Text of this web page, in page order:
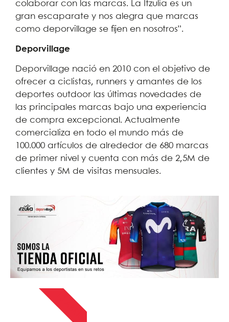
colaborar con las marcas. La Itzulia es un
gran escaparate y nos alegra que marcas
como deporvillage se fijen en nosotros”.
Deporvillage
Deporvillage nació en 2010 con el objetivo de
ofrecer a ciclistas, runners y amantes de los
deportes outdoor las últimas novedades de
las principales marcas bajo una experiencia
de compra excepcional. Actualmente
comercializa en todo el mundo más de
100.000 artículos de alrededor de 680 marcas
de primer nivel y cuenta con más de 2,5M de
clientes y 5M de visitas mensuales.
13 ABRIL